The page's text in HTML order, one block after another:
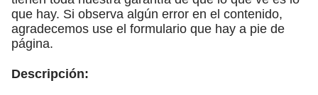
que hay. Si observa algún error en el contenido,
agradecemos use el formulario que hay a pie de
página.
Descripción: